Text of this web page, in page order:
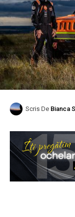
Scris De Bianca